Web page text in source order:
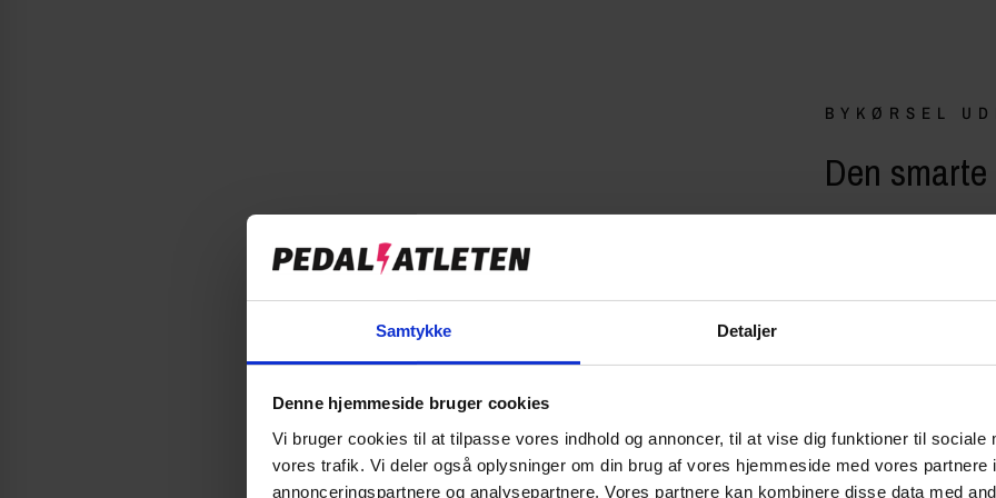
Samtykke Detaljer
Denne hjemmeside bruger cookies
Vi bruger cookies til at tilpasse vores indhold og annoncer, til at vise dig funktioner til sociale
vores trafik. Vi deler også oplysninger om din brug af vores hjemmeside med vores partnere
annonceringspartnere og analysepartnere. Vores partnere kan kombinere disse data med
BYKØRSEL
Den
Sig farvel til trængsel,
kommer du hurtigt og
fritid. Designet til
oplev, hvordan tysk